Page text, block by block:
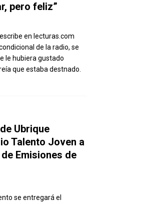
pero feliz”
en lecturas.com
de la radio, se
le hubiera gustado
que estaba destnado.
Ubrique
Talento Joven a
Emisiones de
se entregará el